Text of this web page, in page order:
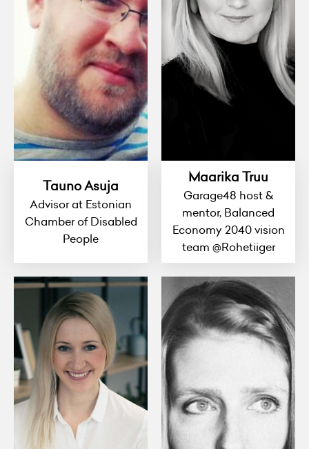
Tauno Asuja
Advisor at Estonian
Chamber of Disabled
People
Maarika Truu
Garage48 host &
mentor, Balanced
Economy 2040 vision
team @Rohetiiger